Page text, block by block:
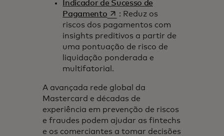
Indicador de Sucesso de
Pagamentoopens in a new tab
: Reduz os
riscos dos pagamentos com
insights preditivos a partir de
uma pontuação de risco de
liquidação ponderada e
multifatorial.
A avançada rede global da
Mastercard e décadas de
experiência em prevenção de riscos
e fraudes podem ajudar as fintechs
e os comerciantes a tomar decisões